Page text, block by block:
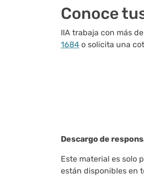
Conoce
IIA trabaja con más
1684 o solicita una
Descargo de
Este material es solo
están disponibles en